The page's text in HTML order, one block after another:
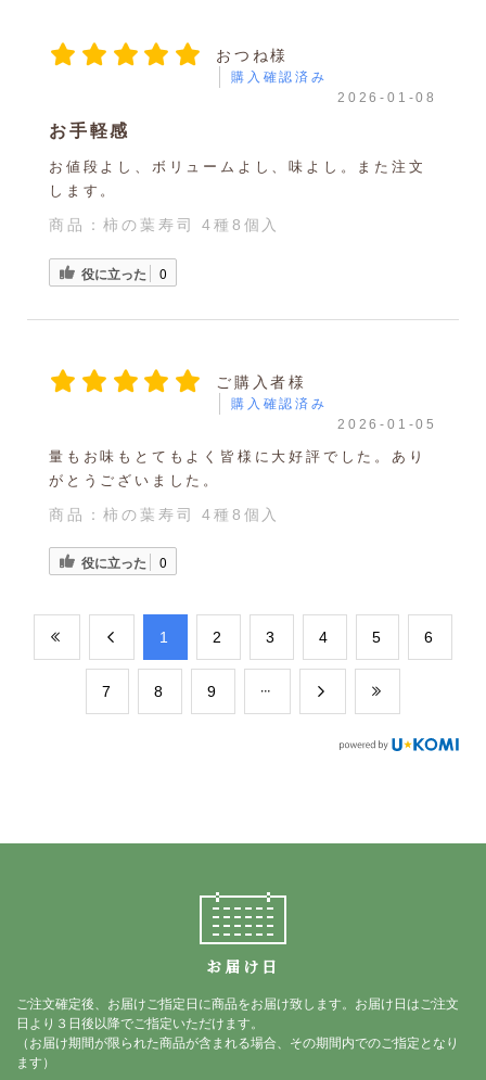
おつね様
購入確認済み
2026-01-08
お手軽感
お値段よし、ボリュームよし、味よし。また注文
します。
商品：柿の葉寿司 4種8個入
役に立った 0
ご購入者様
購入確認済み
2026-01-05
量もお味もとてもよく皆様に大好評でした。あり
がとうございました。
商品：柿の葉寿司 4種8個入
役に立った 0
​1 ​2 ​3 ​4 ​5 ​6
​7 ​8 ​9
お届け日
ご注文確定後、お届けご指定日に商品をお届け致します。お届け日はご注文
日より３日後以降でご指定いただけます。
（お届け期間が限られた商品が含まれる場合、その期間内でのご指定となり
ます）